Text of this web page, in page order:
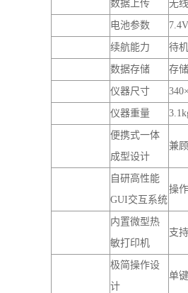
便携式一体
成型设计
兼
自研高性能
GUI交互系统
操
内置微型热
敏打印机
支
极简操作设
计
单
双模式多场
景扩展
单
免配标液智
能校准
内
长续航双供
电模式
交